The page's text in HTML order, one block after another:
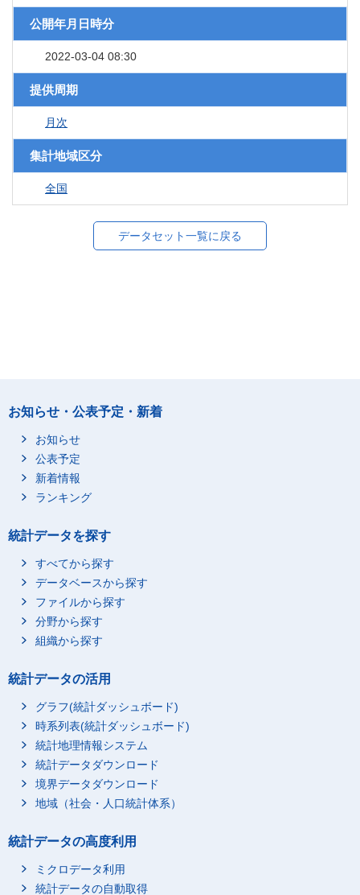
公開年月日時分
2022-03-04 08:30
提供周期
月次
集計地域区分
全国
データセット一覧に戻る
お知らせ・公表予定・新着
お知らせ
公表予定
新着情報
ランキング
統計データを探す
すべてから探す
データベースから探す
ファイルから探す
分野から探す
組織から探す
統計データの活用
グラフ(統計ダッシュボード)
時系列表(統計ダッシュボード)
統計地理情報システム
統計データダウンロード
境界データダウンロード
地域（社会・人口統計体系）
統計データの高度利用
ミクロデータ利用
統計データの自動取得